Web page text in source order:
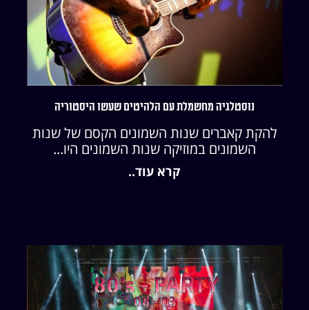
נוסטלגיה מחשמלת עם הלהיטים שעשו היסטוריה
להקת קאברים שנות השמונים הקסם של שנות
השמונים במוזיקה שנות השמונים היו...
קרא עוד..